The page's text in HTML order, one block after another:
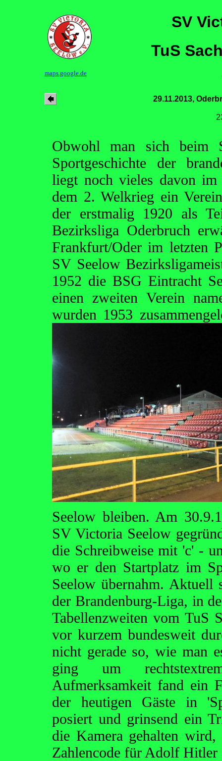
SV
TuS
maps.google.de
29.11.2013,
Obwohl man sich beim
Sportgeschichte der
liegt noch vieles davon
dem 2. Welkrieg ein
der erstmalig 1920 als
Bezirksliga Oderbruch
Frankfurt/Oder im letzten
SV Seelow
1952 die BSG Eintracht
einen zweiten Verein
wurden 1953
Seelow bleiben. Am
SV Victoria Seelow
die Schreibweise mit 'c' -
wo er den Startplatz im
Seelow übernahm.
der Brandenburg-Liga, in
Tabellenzweiten vom TuS
vor kurzem bundesweit
nicht gerade so, wie man
ging um
Aufmerksamkeit fand ein
der heutigen Gäste in
posiert und grinsend ein
die Kamera gehalten wird,
Zahlencode für Adolf Hitler